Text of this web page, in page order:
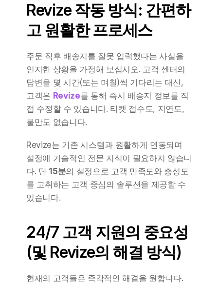
Revize 작동 방식: 간편하
고 원활한 프로세스
주문 직후 배송지를 잘못 입력했다는 사실을
인지한 상황을 가정해 보십시오. 고객 센터의
답변을 몇 시간(또는 며칠)씩 기다리는 대신,
고객은 Revize를 통해 즉시 배송지 정보를 직
접 수정할 수 있습니다. 티켓 접수도, 지연도,
불만도 없습니다.
Revize는 기존 시스템과 원활하게 연동되며
설정에 기술적인 전문 지식이 필요하지 않습니
다. 단 15분의 설정으로 고객 만족도와 충성도
를 고취하는 고객 중심의 솔루션을 제공할 수
있습니다.
24/7 고객 지원의 중요성
(및 Revize의 해결 방식)
현재의 고객들은 즉각적인 해결을 원합니다.